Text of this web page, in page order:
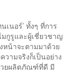
เนอร์’ ทั้งๆ ที่การ
กูรูและผู้เชี่ยวชาญ
หน้าจะตามมาด้วย
ามจริงก็เป็นอย่าง
วยผลิตภัณฑ์ที่ดี มี